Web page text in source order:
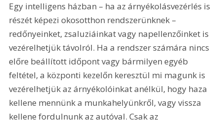
Egy intelligens házban – ha az árnyékolásvezérlés is
részét képezi okosotthon rendszerünknek –
redőnyeinket, zsaluziá­inkat vagy napellenzőinket is
vezérelhetjük távolról. Ha a rendszer számára nincs
előre beállított időpont vagy bármilyen egyéb
feltétel, a központi kezelőn keresztül mi magunk is
vezérelhetjük az árnyékolóinkat anélkül, hogy haza
kellene mennünk a munkahelyünkről, vagy vissza
kellene fordulnunk az autóval. Csak az